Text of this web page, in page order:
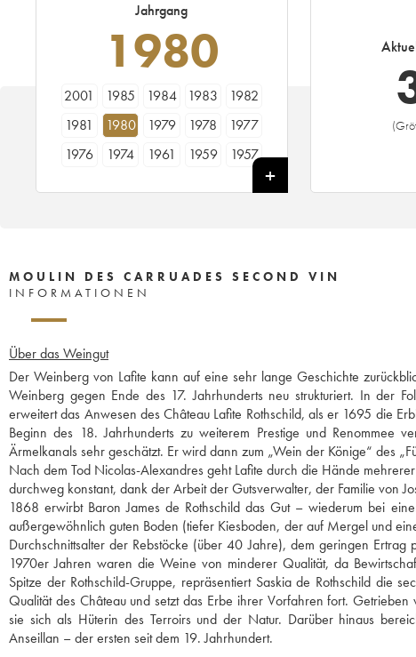
Jahrgang
1980
2001 1985 1984 1983
1982
1981
1980 1979 1978
1977
1976
1974 1961 1959 1957
MOULIN DES CARRUADES SECOND VIN
INFORMATIONEN
Über das Weingut
Der Weinberg von Lafite kann auf eine sehr lange Geschichte
Weinberg gegen Ende des 17. Jahrhunderts neu strukturiert. In der
erweitert das Anwesen des Château Lafite Rothschild, als er 1695 die
Beginn des 18. Jahrhunderts zu weiterem Prestige und
Ärmelkanals sehr geschätzt. Er wird dann zum „Wein der Könige“ des
Nach dem Tod Nicolas-Alexandres geht Lafite durch die Hände
durchweg konstant, dank der Arbeit der Gutsverwalter, der Familie von
1868 erwirbt Baron James de Rothschild das Gut – wiederum bei
außergewöhnlich guten Boden (tiefer Kiesboden, der auf Mergel und
Durchschnittsalter der Rebstöcke (über 40 Jahre), dem geringen
1970er Jahren waren die Weine von minderer Qualität, da
Spitze der Rothschild-Gruppe, repräsentiert Saskia de Rothschild die
Qualität des Château und setzt das Erbe ihrer Vorfahren fort.
sie sich als Hüterin des Terroirs und der Natur. Darüber hinaus
Anseillan – der ersten seit dem 19. Jahrhundert.